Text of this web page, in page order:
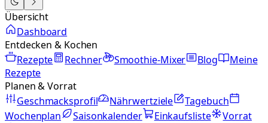
Übersicht
Dashboard
Entdecken & Kochen
Rezepte
Rechner Smoothie-Mixer Blog
Meine
Rezepte
Planen & Vorrat
Geschmacksprofil
Nährwertziele
Tagebuch
Wochenplan
Saisonkalender Einkaufsliste
Vorrat